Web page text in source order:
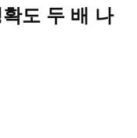
도 두 배 나